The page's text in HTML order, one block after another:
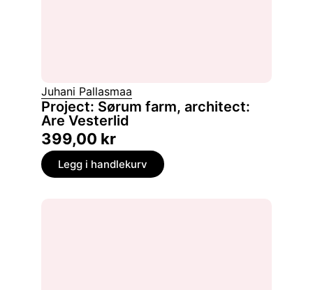
Juhani Pallasmaa
Project: Sørum farm, architect:
Are Vesterlid
399,00 kr
Legg i handlekurv